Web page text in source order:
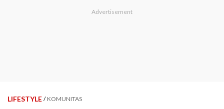
LIFESTYLE / KOMUNITAS